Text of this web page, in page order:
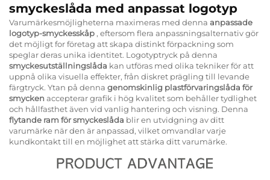
smyckeslåda med anpassat logotyp
Varumärkesmöjligheterna maximeras med denna anpassade
logotyp-smyckesskåp , eftersom flera anpassningsalternativ gör
det möjligt for företag att skapa distinkt förpackning som
speglar deras unika identitet. Logotyptryck på denna
smyckesutställningslåda kan utföras med olika tekniker för att
uppnå olika visuella effekter, från diskret prägling till levande
färgtryck. Ytan på denna genomskinlig plastförvaringslåda för
smycken accepterar grafik i hög kvalitet som behåller tydlighet
och hållfasthet även vid vanlig hantering och visning. Denna
flytande ram för smyckeslåda blir en utvidgning av ditt
varumärke när den är anpassad, vilket omvandlar varje
kundkontakt till en möjlighet att stärka ditt varumärke.